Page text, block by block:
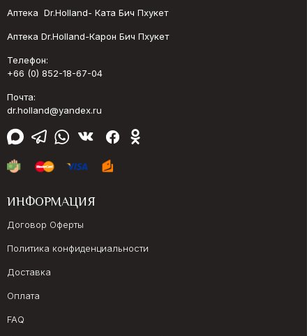
Аптека Dr.Holland- Ката Бич Пхукет
Аптека Dr.Holland-Карон Бич Пхукет
Телефон:
+66 (0) 852-18-67-04
Почта:
dr.holland@yandex.ru
ИНФОРМАЦИЯ
Договор Оферты
Политика конфиденциальности
Доставка
Оплата
FAQ